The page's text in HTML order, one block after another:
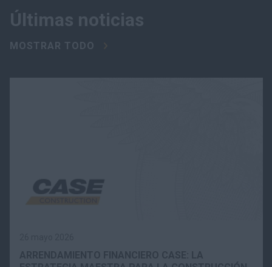
Últimas noticias
MOSTRAR TODO